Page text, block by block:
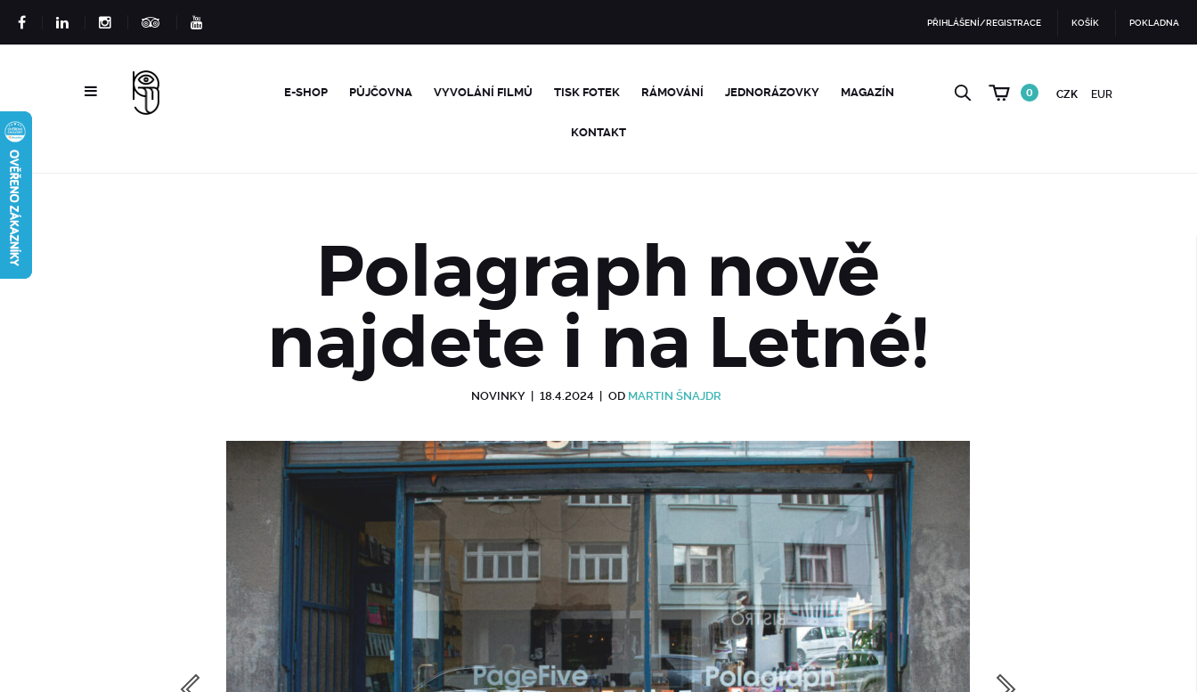
PŘIHLÁŠENÍ/REGISTRACE KOŠÍK POKLADNA
E-SHOP PŮJČOVNA VYVOLÁNÍ FILMŮ TISK FOTEK RÁMOVÁNÍ JEDNORÁZOVKY MAGAZÍN
KONTAKT
0 CZK EUR
Polagraph nově
najdete i na Letné!
NOVINKY 18.4.2024 OD MARTIN ŠNAJDR